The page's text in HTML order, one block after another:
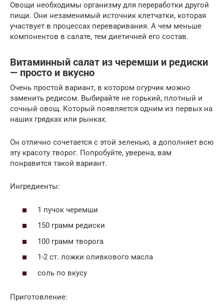
Овощи необходимы организму для переработки другой
пищи. Они незаменимый источник клетчатки, которая
участвует в процессах переваривания. А чем меньше
компонентов в салате, тем диетичней его состав.
Витаминный салат из черемши и редиски
— просто и вкусно
Очень простой вариант, в котором огурчик можно
заменить редисом. Выбирайте не горький, плотный и
сочный овощ. Который появляется одним из первых на
наших грядках или рынках.
Он отлично сочетается с этой зеленью, а дополняет всю
эту красоту творог. Попробуйте, уверена, вам
понравится такой вариант.
Ингредиенты:
1 пучок черемши
150 грамм редиски
100 грамм творога
1-2 ст. ложки оливкового масла
соль по вкусу
Приготовление: